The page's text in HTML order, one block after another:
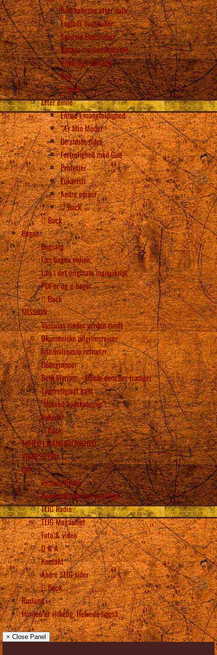
Budskaberne efter dato
Englens budskaber
Seneste Budskaber
Bønner fra Budskaberne
Vilkårligt budskab
Søg
Back
Efter emne
Enhed i mangfoldighed
“Ær Min Moder
De sidste tider
Fortrolighed med Gud
Profetier
Eukaristi
Andre emner
Back
Back
Bøger
Bogsalg
Læs bogen online
Læs i det originale manuskript
PDF’er og e-bøger
Back
MISSION
Vassulas møder verden rundt
Økumeniske pilgrimsrejser
Internationale retræter
Bedegrupper
Beth Myriam – Hjælp dem der trænger
Tværreligiøst kald
“Udbred budskaberne”!
Nyheder
Back
ENHED i MANGFOLDIGHED
VIDNESBYRD
OM
Vassula Rydén
Henvendelsen fra min Engel
TLIG Radio
TLIG Magasinet
Foto & video
Q & A
Kontakt
Andre SLIG sider
Back
Rusland
Himlen er virkelig, Helvede ligeså
× Close Panel